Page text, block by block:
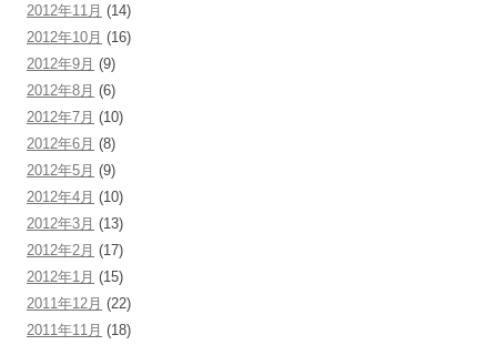
2012年11月 (14)
2012年10月 (16)
2012年9月 (9)
2012年8月 (6)
2012年7月 (10)
2012年6月 (8)
2012年5月 (9)
2012年4月 (10)
2012年3月 (13)
2012年2月 (17)
2012年1月 (15)
2011年12月 (22)
2011年11月 (18)